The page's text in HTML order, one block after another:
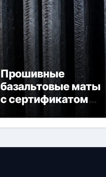
Прошивные
базальтовые маты
с сертификатом
негорючести